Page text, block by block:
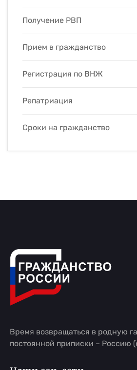
Получение РВП
Прием в гражданство
Регистрация по ВНЖ
Репатриация
Сроки на гражданство
Время возвращаться в родную
постоянной приписки – Россию